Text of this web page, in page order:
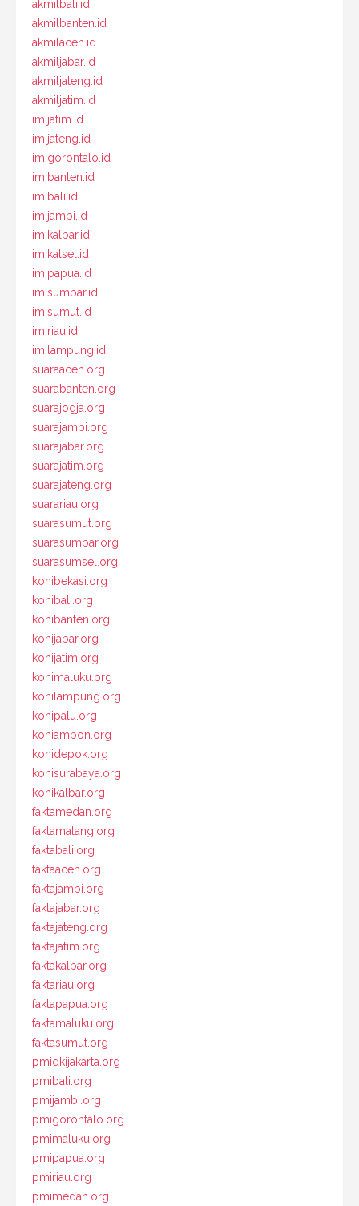
akmilbali.id
akmilbanten.id
akmilaceh.id
akmiljabar.id
akmiljateng.id
akmiljatim.id
imijatim.id
imijateng.id
imigorontalo.id
imibanten.id
imibali.id
imijambi.id
imikalbar.id
imikalsel.id
imipapua.id
imisumbar.id
imisumut.id
imiriau.id
imilampung.id
suaraaceh.org
suarabanten.org
suarajogja.org
suarajambi.org
suarajabar.org
suarajatim.org
suarajateng.org
suarariau.org
suarasumut.org
suarasumbar.org
suarasumsel.org
konibekasi.org
konibali.org
konibanten.org
konijabar.org
konijatim.org
konimaluku.org
konilampung.org
konipalu.org
koniambon.org
konidepok.org
konisurabaya.org
konikalbar.org
faktamedan.org
faktamalang.org
faktabali.org
faktaaceh.org
faktajambi.org
faktajabar.org
faktajateng.org
faktajatim.org
faktakalbar.org
faktariau.org
faktapapua.org
faktamaluku.org
faktasumut.org
pmidkijakarta.org
pmibali.org
pmijambi.org
pmigorontalo.org
pmimaluku.org
pmipapua.org
pmiriau.org
pmimedan.org